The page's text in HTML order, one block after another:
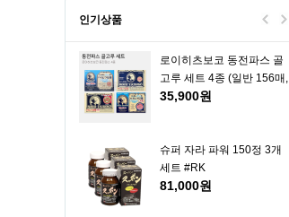
인기상품
로이히츠보코 동전파스 골
고루 세트 4종 (일반 156매,
대형 78매,쿨타입 156매,쿨
35,900원
슈퍼 자라 파워 150정 3개
세트 #RK
81,000원